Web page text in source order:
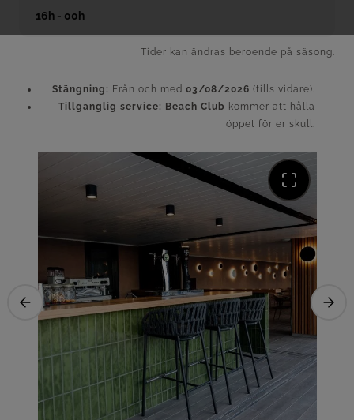
16h - 00h
Tider kan ändras beroende på säsong.
Stängning: Från och med 03/08/2026 (tills vidare).
Tillgänglig service: Beach Club kommer att hålla
öppet för er skull.